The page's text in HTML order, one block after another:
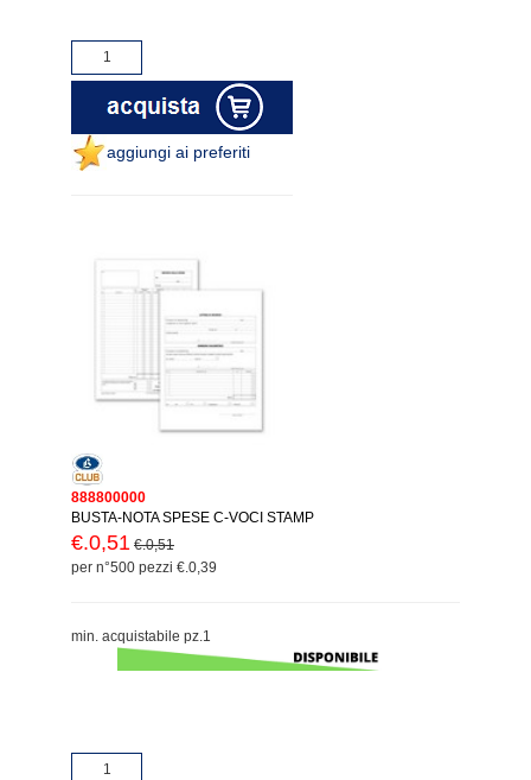
aggiungi ai preferiti
888800000
BUSTA-NOTA SPESE C-VOCI STAMP
€.0,51 €.0,51
per n°500 pezzi €.0,39
min. acquistabile pz.1